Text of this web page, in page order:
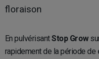
floraison
En pulvérisantStop Grow
rapidement de la période de